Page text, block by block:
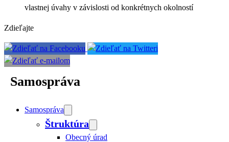
vlastnej úvahy v závislosti od konkrétnych okolností
Zdieľajte
Samospráva
Samospráva
Štruktúra
Obecný úrad